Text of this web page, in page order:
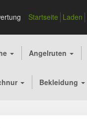
Startseite Laden
Angelruten
Bekleidung